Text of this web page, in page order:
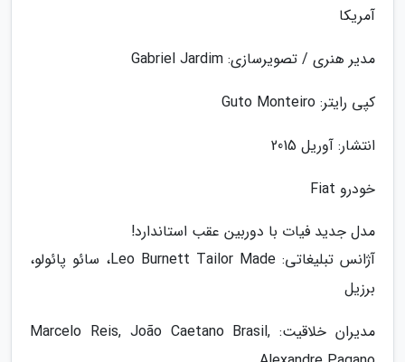
آمریکا
مدیر هنری / تصویرسازی: Gabriel Jardim
کپی رایتر: Guto Monteiro
انتشار: آوریل 2015
خودرو Fiat
مدل جدید فیات با دوربین عقب استاندارد!
آژانس تبلیغاتی: Leo Burnett Tailor Made، سائو پائولو،
برزیل
مدیران خلاقیت: Marcelo Reis, João Caetano Brasil,